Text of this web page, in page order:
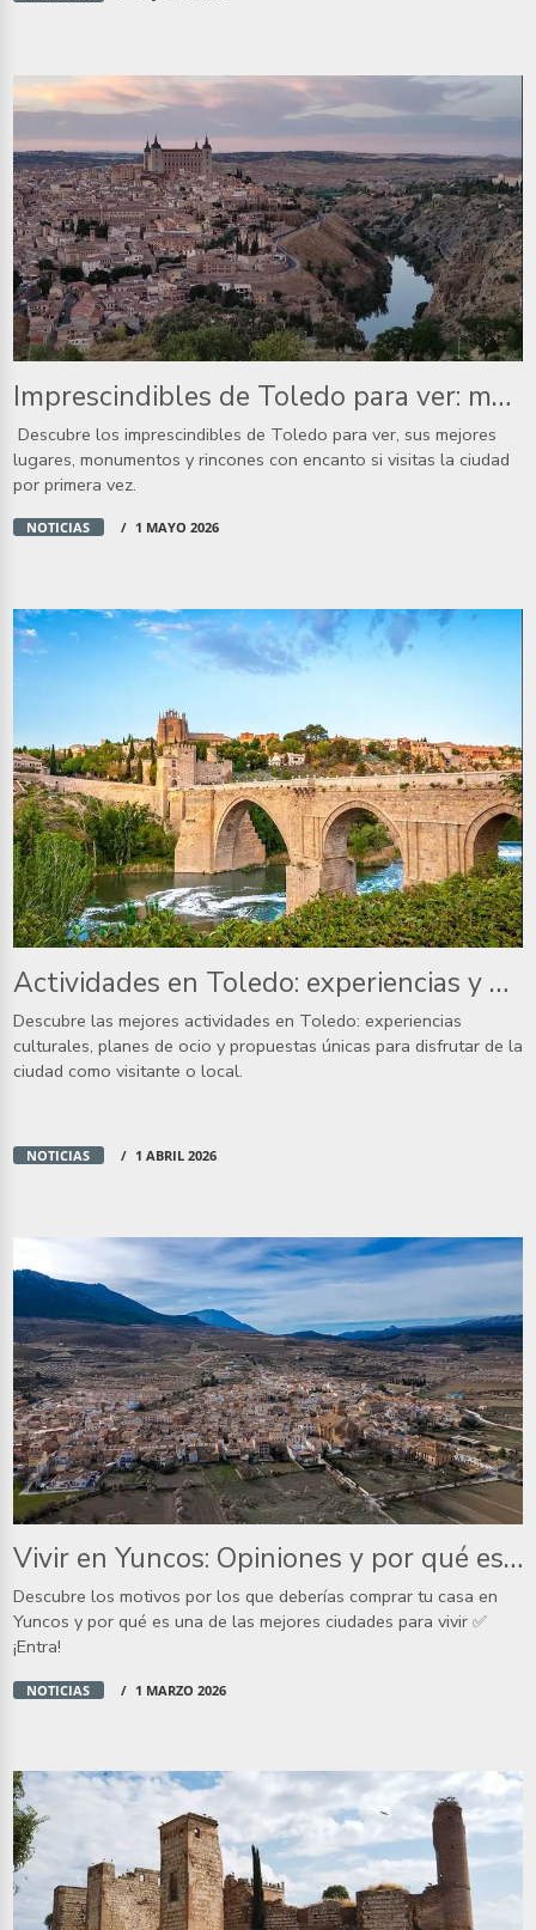
Imprescindibles de Toledo para ver: mejores lugares
Descubre los imprescindibles de Toledo para ver, sus mejores
lugares, monumentos y rincones con encanto si visitas la ciudad
por primera vez.
NOTICIAS 1 MAYO 2026
Actividades en Toledo: experiencias y ocio que puedes hacer
Descubre las mejores actividades en Toledo: experiencias
culturales, planes de ocio y propuestas únicas para disfrutar de la
ciudad como visitante o local.
NOTICIAS 1 ABRIL 2026
Vivir en Yuncos: Opiniones y por qué es un buen sitio para vivir
Descubre los motivos por los que deberías comprar tu casa en
Yuncos y por qué es una de las mejores ciudades para vivir ✅
¡Entra!
NOTICIAS 1 MARZO 2026